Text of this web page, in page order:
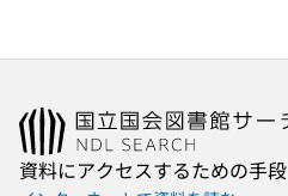
資料にアクセスするための手段